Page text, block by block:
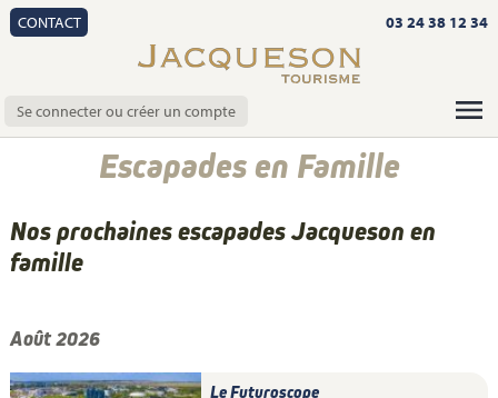
CONTACT 03 24 38 12 34
Se connecter ou créer un compte
Escapades en Famille
Nos prochaines escapades Jacqueson en
famille
Août 2026
Le Futuroscope